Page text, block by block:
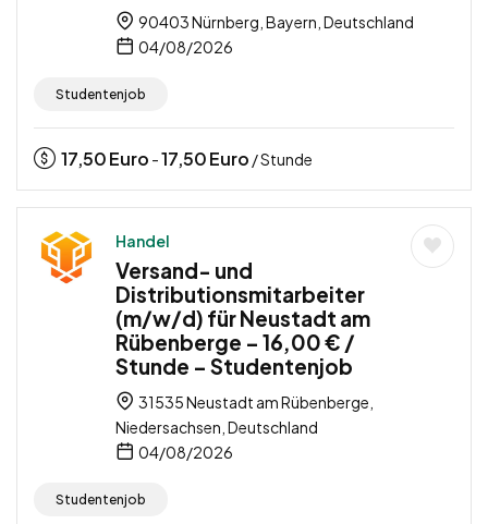
90403 Nürnberg, Bayern, Deutschland
04/08/2026
Studentenjob
17,50Euro -17,50Euro / Stunde
Handel
Versand- und
Distributionsmitarbeiter
(m/w/d) für Neustadt am
Rübenberge – 16,00 € /
Stunde – Studentenjob
31535 Neustadt am Rübenberge,
Niedersachsen, Deutschland
04/08/2026
Studentenjob